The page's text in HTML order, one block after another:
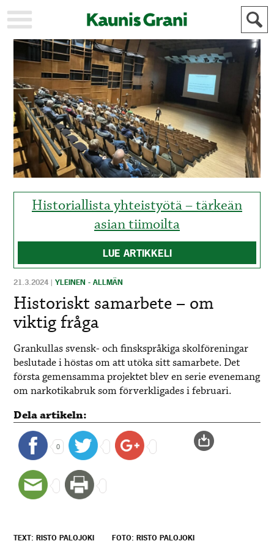
KAUPUNKI
STADEN
AJANKOHTAISTA
AKTUELLT
URHEILU
IDROTT
KULTTUURI
KULTUR
HISTORIA
HISTORIA
YLEINEN
ALLMÄN
MAINOSTAJILLE
FÖR
ANNONSÖRER
Historiallista yhteistyötä – tärkeän
asian tiimoilta
LUE ARTIKKELI
21.3.2024 |YLEINEN - ALLMÄN
Historiskt samarbete – om
viktig fråga
Grankullas svensk- och finskspråkiga skolföreningar
beslutade i höstas om att utöka sitt samarbete. Det
första gemensamma projektet blev en serie evenemang
om narkotikabruk som förverkligades i februari.
Dela artikeln:
0
TEXT: RISTO PALOJOKI FOTO: RISTO PALOJOKI